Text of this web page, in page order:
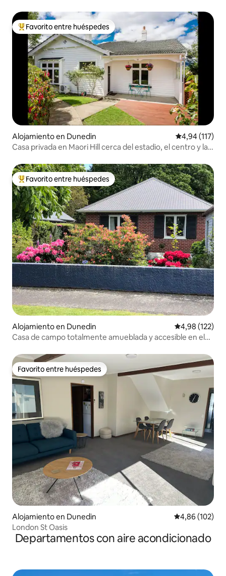
Favorito entre los huéspedes más destacados
Favorito entre huéspedes
Alojamiento en Dunedin Calificación
4,94 (117)
Casa privada en Maori Hill cerca del estadio, el centro y la
Favorito entre los huéspedes más destacados
Favorito entre huéspedes
Alojamiento en Dunedin Calificación
4,98 (122)
Casa de campo totalmente amueblada y accesible en el
Favorito entre huéspedes
Favorito entre huéspedes
Alojamiento en Dunedin Calificación
4,86 (102)
London St Oasis
Departamentos con aire acondicionado